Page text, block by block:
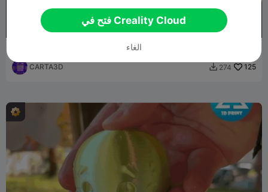
CARTA3D  274 125
فتح في Creality Cloud
الغاء